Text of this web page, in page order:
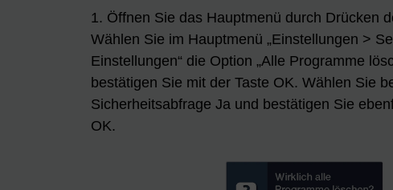
1. Öffnen Sie das Hauptmenü durch Drücken
Wählen Sie im Hauptmenü „Einstellungen >
Einstellungen“ die Option „Alle Programme
bestätigen Sie mit der Taste OK. Wählen Sie
Sicherheitsabfrage Ja und bestätigen Sie
OK.